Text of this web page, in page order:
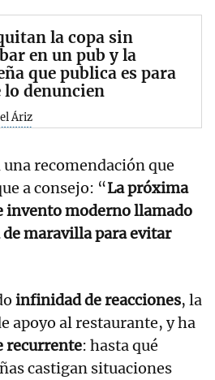
la copa sin
en un pub y la
que publica es para
lo denuncien
Áriz
recomendación que
a consejo: “La próxima
invento moderno llamado
de maravilla para evitar
infinidad de reacciones, la
apoyo al restaurante, y ha
recurrente: hasta qué
castigan situaciones